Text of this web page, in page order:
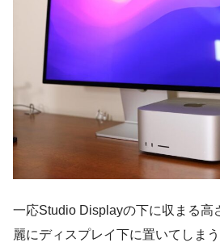
一応Studio Displayの下に収まる高
麗にディスプレイ下に置いてしま